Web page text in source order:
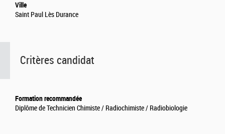
Ville
Saint Paul Lès Durance
Critères candidat
Formation recommandée
Diplôme de Technicien Chimiste / Radiochimiste / Radiobiologie